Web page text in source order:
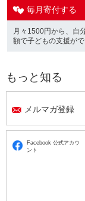
毎月寄付する
月々1500円から、自
額で子どもの支援がで
もっと知る
メルマガ登録
Facebook 公式アカウ
ント